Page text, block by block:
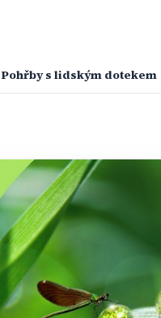
Pohřby s lidským dotekem